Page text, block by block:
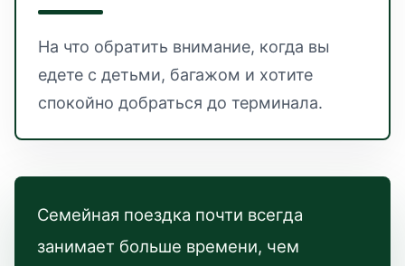
На что обратить внимание, когда вы
едете с детьми, багажом и хотите
спокойно добраться до терминала.
Семейная поездка почти всегда
занимает больше времени, чем